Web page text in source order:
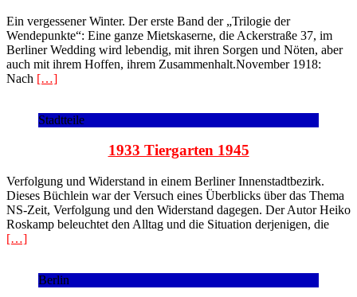
Ein vergessener Winter. Der erste Band der „Trilogie der
Wendepunkte“: Eine ganze Mietskaserne, die Ackerstraße 37, im
Berliner Wedding wird lebendig, mit ihren Sorgen und Nöten, aber
auch mit ihrem Hoffen, ihrem Zusammenhalt.November 1918:
Nach […]
Stadtteile
1933 Tiergarten 1945
Verfolgung und Widerstand in einem Berliner Innenstadtbezirk.
Dieses Büchlein war der Versuch eines Überblicks über das Thema
NS-Zeit, Verfolgung und den Widerstand dagegen. Der Autor Heiko
Roskamp beleuchtet den Alltag und die Situation derjenigen, die
[…]
Berlin